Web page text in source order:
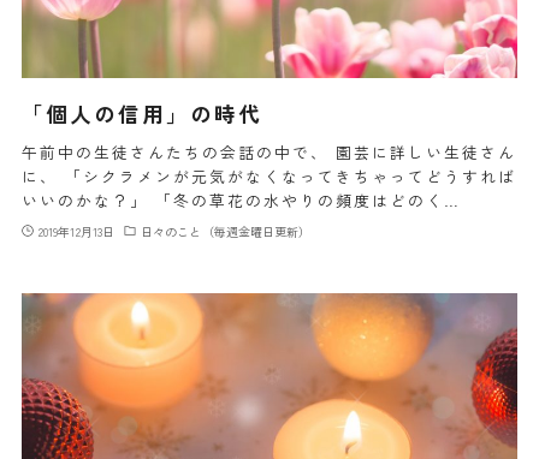
「個人の信用」の時代
午前中の生徒さんたちの会話の中で、 園芸に詳しい生徒さん
に、 「シクラメンが元気がなくなってきちゃってどうすれば
いいのかな？」 「冬の草花の水やりの頻度はどのく…
2019年12月13日 日々のこと（毎週金曜日更新）